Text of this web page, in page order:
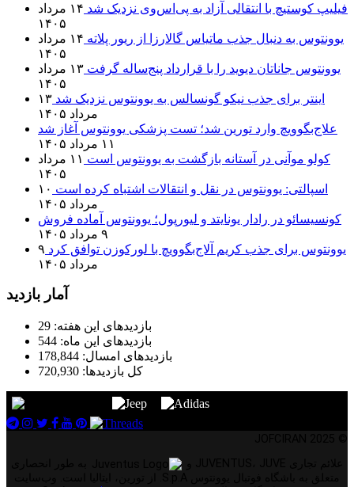
فیلیپ کوستیچ با انتقالی آزاد به پی‌اس‌وی نزدیک شد
۱۴ مرداد
۱۴۰۵
یوونتوس به دنبال جذب ماتیاس گالارزا از ریور پلاته
۱۴ مرداد
۱۴۰۵
یوونتوس جاناتان دیوید را با قرارداد پنج‌ساله گرفت
۱۳ مرداد
۱۴۰۵
اینتر برای جذب نیکو گونسالس به یوونتوس نزدیک شد ۱۳
مرداد ۱۴۰۵
علاج‌بگوویچ وارد تورین شد؛ تست پزشکی یوونتوس آغاز شد
۱۱ مرداد ۱۴۰۵
کولو موآنی در آستانه بازگشت به یوونتوس است
۱۱ مرداد
۱۴۰۵
اسپالتی: یوونتوس در نقل و انتقالات اشتباه کرده است ۱۰
مرداد ۱۴۰۵
کونسیسائو در رادار یونایتد و لیورپول؛ یوونتوس آماده فروش
۹ مرداد ۱۴۰۵
یوونتوس برای جذب کریم آلاج‌بگوویچ با لورکوزن توافق کرد ۹
مرداد ۱۴۰۵
آمار بازدید
بازدیدهای این هفته: 29
بازدیدهای این ماه: 544
بازدیدهای امسال: 178,844
کل بازدیدها: 720,930